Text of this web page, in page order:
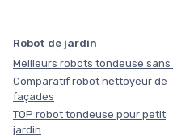
Robot de jardin
Meilleurs robots tondeuse sans
Comparatif robot nettoyeur de
façades
TOP robot tondeuse pour petit
jardin